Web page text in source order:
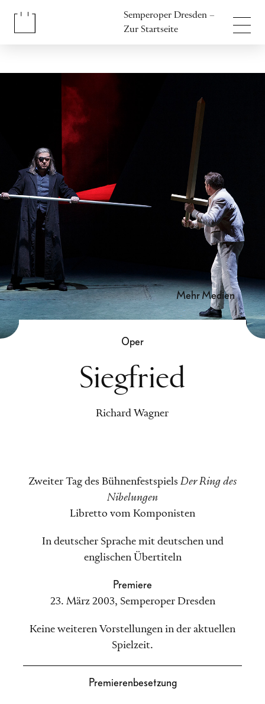
Semperoper Dresden –
Zur Startseite
mehr Medien
Oper
Siegfried
Richard Wagner
Zweiter Tag des Bühnenfestspiels Der Ring des
Nibelungen
Libretto vom Komponisten
In deutscher Sprache mit deutschen und
englischen Übertiteln
Premiere
23. März 2003, Semperoper Dresden
Keine weiteren Vorstellungen in der aktuellen
Spielzeit.
Premierenbesetzung